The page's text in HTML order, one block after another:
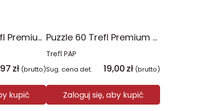
Puzzle 4x88 Trefl Premium Plus Kids Psia Straż Psi Patrol 34693
zł (brutto)
kupić
Puzzle 60 Trefl Premium Plus Kids Niesamowita przygoda Spidey Marvel 17429
Trefl PAP
Sug. cena det. 19,00 zł (brutto)
Zaloguj się, aby kupić